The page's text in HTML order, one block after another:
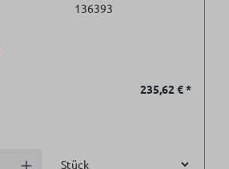
136393
235,62 €*
Anzahl erhöhen